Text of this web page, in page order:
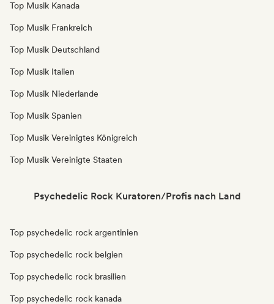
Top Musik Kanada
Top Musik Frankreich
Top Musik Deutschland
Top Musik Italien
Top Musik Niederlande
Top Musik Spanien
Top Musik Vereinigtes Königreich
Top Musik Vereinigte Staaten
Psychedelic Rock Kuratoren/Profis nach Land
Top psychedelic rock argentinien
Top psychedelic rock belgien
Top psychedelic rock brasilien
Top psychedelic rock kanada